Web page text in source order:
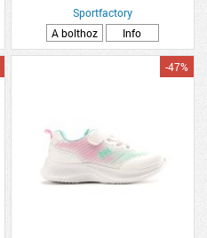
Sportfactory
A bolthoz
Info
-47%